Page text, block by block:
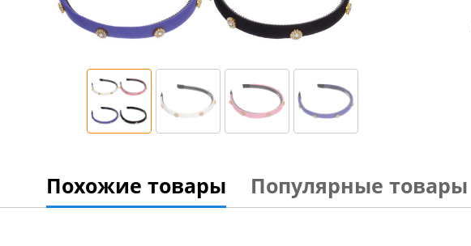
Похожие товары Популярные товары